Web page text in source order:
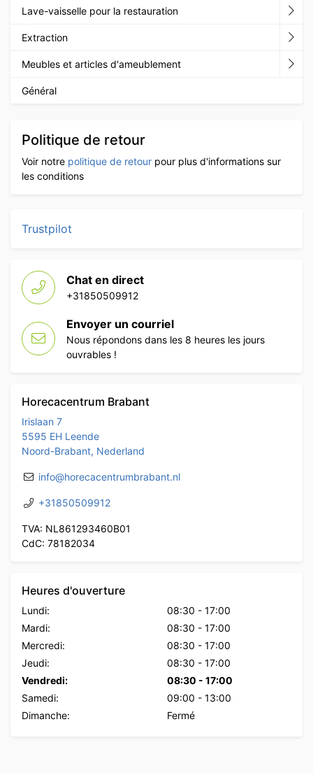
Lave-vaisselle pour la restauration
Extraction
Meubles et articles d'ameublement
Général
Politique de retour
Voir notre politique de retour pour plus d'informations sur
les conditions
Trustpilot
Chat en direct
+31850509912
Envoyer un courriel
Nous répondons dans les 8 heures les jours
ouvrables !
Horecacentrum Brabant
Irislaan 7
5595 EH Leende
Noord-Brabant, Nederland
info@horecacentrumbrabant.nl
+31850509912
TVA: NL861293460B01
CdC: 78182034
Heures d'ouverture
Lundi: 08:30 - 17:00
Mardi:
08:30 - 17:00
Mercredi:
08:30 - 17:00
Jeudi:
08:30 - 17:00
Vendredi:
08:30 - 17:00
Samedi:
09:00 - 13:00
Dimanche:
Fermé